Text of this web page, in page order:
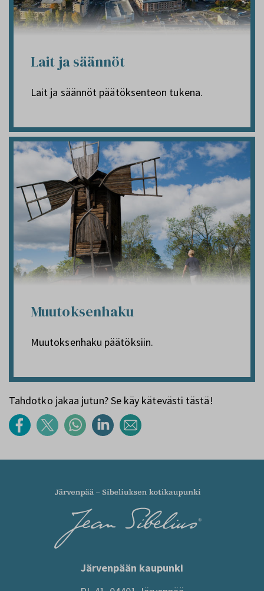
Lait ja säännöt
Lait ja säännöt päätöksenteon tukena.
Muutoksenhaku
Muutoksenhaku päätöksiin.
Tahdotko jakaa jutun? Se käy kätevästi tästä!
Järvenpään kaupunki